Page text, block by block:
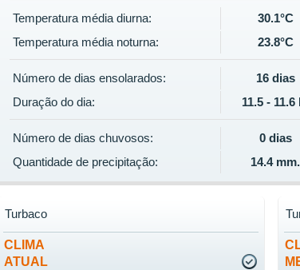
Temperatura média diurna: 30.1°C
Temperatura média noturna:
23.8°C
Número de dias ensolarados: 16 dias
Duração do dia:
11.5 - 11.6
Número de dias chuvosos: 0 dias
Quantidade de precipitação:
14.4 mm.
CLIMA
ATUAL
Turbaco